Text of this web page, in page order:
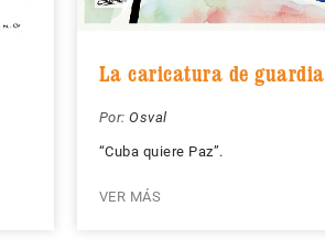
La caricatura de guardia
Por: Osval
“Cuba quiere Paz”.
VER MÁS